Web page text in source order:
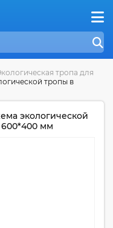
тропа для
тропы в
экологической
600*400 мм